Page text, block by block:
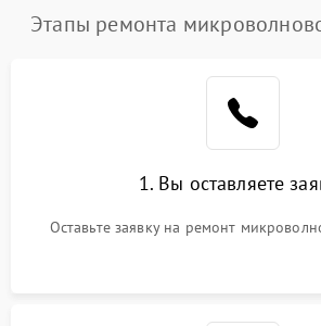
Этапы ремонта
1. Вы оставляете
Оставьте заявку на ремонт